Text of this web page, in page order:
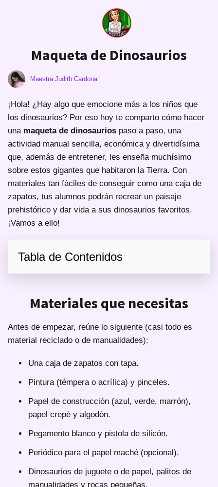
Maqueta de Dinosaurios
Maestra Judith Cardona
¡Hola! ¿Hay algo que emocione más a los niños que
los dinosaurios? Por eso hoy te comparto cómo hacer
una maqueta de dinosaurios paso a paso, una
actividad manual sencilla, económica y divertidísima
que, además de entretener, les enseña muchísimo
sobre estos gigantes que habitaron la Tierra. Con
materiales tan fáciles de conseguir como una caja de
zapatos, tus alumnos podrán recrear un paisaje
prehistórico y dar vida a sus dinosaurios favoritos.
¡Vamos a ello!
Tabla de Contenidos
Materiales que necesitas
Antes de empezar, reúne lo siguiente (casi todo es
material reciclado o de manualidades):
Una caja de zapatos con tapa.
Pintura (témpera o acrílica) y pinceles.
Papel de construcción (azul, verde, marrón),
papel crepé y algodón.
Pegamento blanco y pistola de silicón.
Periódico para el papel maché (opcional).
Dinosaurios de juguete o de papel, palitos de
manualidades y rocas pequeñas.